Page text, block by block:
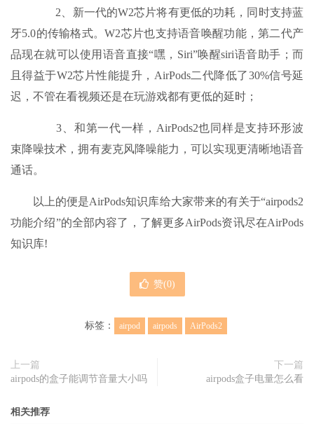
2、新一代的W2芯片将有更低的功耗，同时支持蓝
牙5.0的传输格式。W2芯片也支持语音唤醒功能，第二代产
品现在就可以使用语音直接“嘿，Siri”唤醒siri语音助手；而
且得益于W2芯片性能提升，AirPods二代降低了30%信号延
迟，不管在看视频还是在玩游戏都有更低的延时；
3、和第一代一样，AirPods2也同样是支持环形波
束降噪技术，拥有麦克风降噪能力，可以实现更清晰地语音
通话。
以上的便是AirPods知识库给大家带来的有关于“airpods2
功能介绍”的全部内容了，了解更多AirPods资讯尽在AirPods
知识库!
赞(0)
标签： airpod airpods AirPods2
上一篇
airpods的盒子能调节音量大小吗
下一篇
airpods盒子电量怎么看
相关推荐